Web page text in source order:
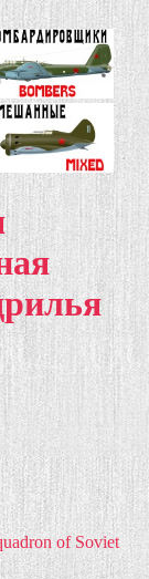
of Soviet